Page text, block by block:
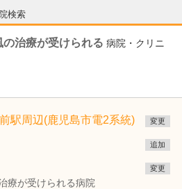
検索
治療が受けられる 病院・クリニ
駅周辺(鹿児島市電2系統) 変更
追加
療が受けられる病院
変更